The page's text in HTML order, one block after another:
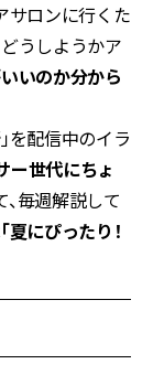
サロンに行くた
うしようかア
いのか分から
」を配信中のイラ
ー世代にちょ
毎週解説して
「夏にぴったり！